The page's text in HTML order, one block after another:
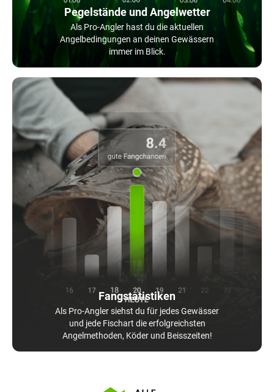
Pegelstände und Angelwetter
Als Pro-Angler hast du die aktuellen
Angelbedingungen an deinen Gewässern
immer im Blick.
Fangstatistiken
Als Pro-Angler siehst du für jedes Gewässer
und jede Fischart die erfolgreichsten
Angelmethoden, Köder und Beisszeiten!